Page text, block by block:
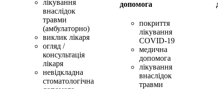
лікування
внаслідок
травми
(амбулаторно)
виклик лікаря
огляд /
консультація
лікаря
невідкладна
стоматологічна
допомога
покриття
лікування
COVID-19
медична
допомога
лікування
внаслідок
травми